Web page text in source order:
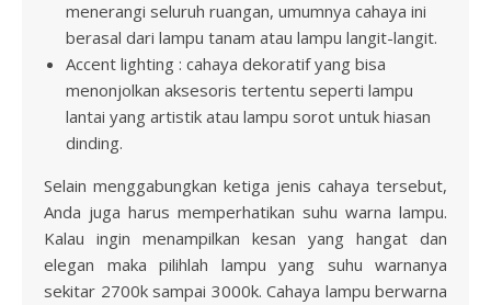
menerangi seluruh ruangan, umumnya cahaya ini
berasal dari lampu tanam atau lampu langit-langit.
Accent lighting : cahaya dekoratif yang bisa
menonjolkan aksesoris tertentu seperti lampu
lantai yang artistik atau lampu sorot untuk hiasan
dinding.
Selain menggabungkan ketiga jenis cahaya tersebut,
Anda juga harus memperhatikan suhu warna lampu.
Kalau ingin menampilkan kesan yang hangat dan
elegan maka pilihlah lampu yang suhu warnanya
sekitar 2700k sampai 3000k. Cahaya lampu berwarna